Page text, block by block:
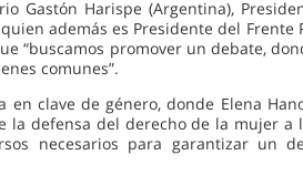
Gastón Harispe (Argentina),
quien además es Presidente del
promover un debate,
comunes”.
clave de género, donde Elena
defensa del derecho de la mujer
necesarios para garantizar un